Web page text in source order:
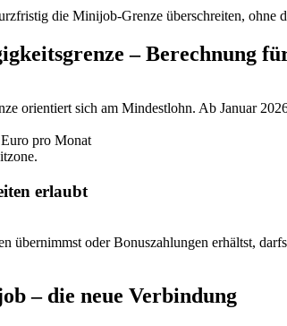
die Minijob-Grenze überschreiten, ohne
– Berechnung
orientiert sich am Mindestlohn. Ab Januar
pro Monat
erlaubt
übernimmst oder Bonuszahlungen erhältst,
– die neue Verbindung